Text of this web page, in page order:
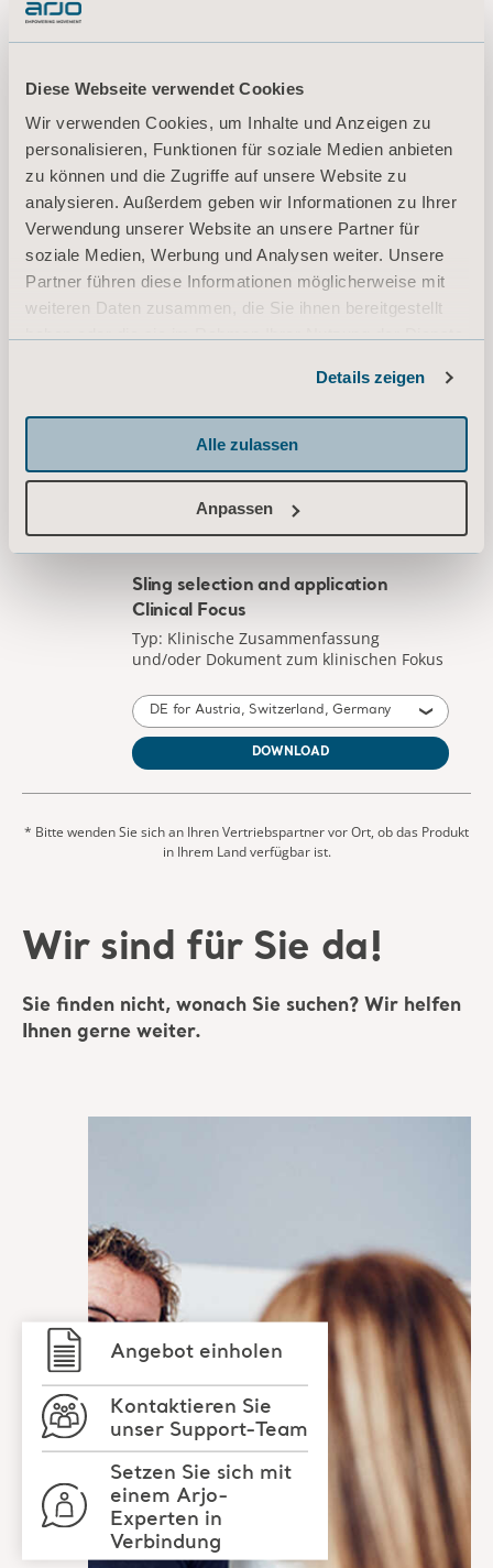
Diese Webseite verwendet Cookies
Wir verwenden Cookies, um Inhalte und Anzeigen zu
personalisieren, Funktionen für soziale Medien anbieten
zu können und die Zugriffe auf unsere Website zu
analysieren. Außerdem geben wir Informationen zu Ihrer
Verwendung unserer Website an unsere Partner für
soziale Medien, Werbung und Analysen weiter. Unsere
Partner führen diese Informationen möglicherweise mit
weiteren Daten zusammen, die Sie ihnen bereitgestellt
Details zeigen
Alle zulassen
Anpassen
Arjo sling sizing and measurement
guide
Typ: Kurzanleitung (QRG)
DE for Austria, Belgium, Switzerland, Germany
Clinical Focus
und/oder Dokument zum klinischen Fokus
DE for Austria, Switzerland, Germany
DOWNLOAD
* Bitte wenden Sie sich an Ihren Vertriebspartner vor Ort, ob das Produkt
Wir sind für Sie da!
Sie finden nicht, wonach Sie suchen? Wir helfen
Ihnen gerne weiter.
Kontaktieren Sie
unser Support-Team
Setzen Sie sich mit
einem Arjo-
Experten in
Verbindung